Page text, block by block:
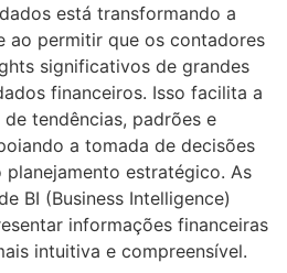
está transformando a
ao permitir que os contadores
significativos de grandes
financeiros. Isso facilita a
tendências, padrões e
a tomada de decisões
planejamento estratégico. As
BI (Business Intelligence)
informações financeiras
intuitiva e compreensível​​.